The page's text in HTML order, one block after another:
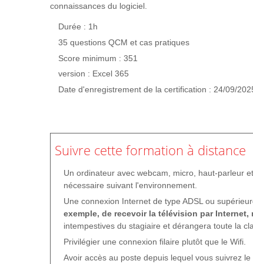
connaissances du logiciel.
Durée : 1h
35 questions QCM et cas pratiques
Score minimum : 351
version : Excel 365
Date d'enregistrement de la certification : 24/09/
Suivre cette formation à distance
Un ordinateur avec webcam, micro, haut-parleur
nécessaire suivant l'environnement.
Une connexion Internet de type ADSL ou
exemple, de recevoir la télévision par Internet,
intempestives du stagiaire et dérangera toute la
Privilégier une connexion filaire plutôt que le Wifi.
Avoir accès au poste depuis lequel vous suivrez